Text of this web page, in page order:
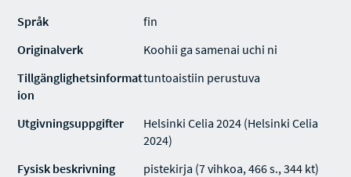
Språk
fin
Originalverk
Koohii ga samenai uchi ni
Tillgänglighetsinformat
ion
tuntoaistiin perustuva
Utgivningsuppgifter
Helsinki Celia 2024 (Helsinki Celia
2024)
Fysisk beskrivning
pistekirja (7 vihkoa, 466 s., 344 kt)